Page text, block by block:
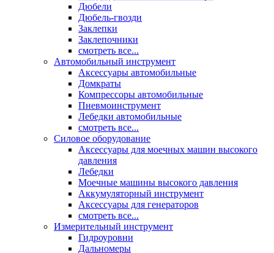
Дюбели
Дюбель-гвозди
Заклепки
Заклепочники
смотреть все...
Автомобильный инструмент
Аксессуары автомобильные
Домкраты
Компрессоры автомобильные
Пневмоинструмент
Лебедки автомобильные
смотреть все...
Силовое оборудование
Аксессуары для моечных машин высокого
давления
Лебедки
Моечные машины высокого давления
Аккумуляторный инструмент
Аксессуары для генераторов
смотреть все...
Измерительный инструмент
Гидроуровни
Дальномеры